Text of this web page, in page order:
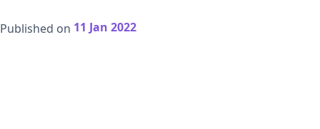
Published on 11 Jan 2022